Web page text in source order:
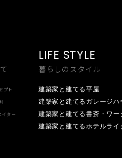
プト
イター
LIFE STYLE
暮らしのスタイル
建築家と建てる平屋
建築家と建てるガレージハ
建築家と建てる書斎・ワ
建築家と建てるホテルライ